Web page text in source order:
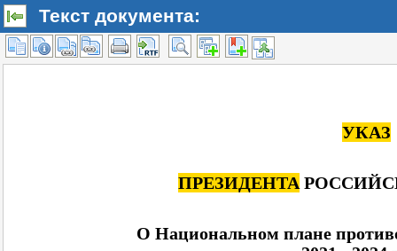
Текст документа: